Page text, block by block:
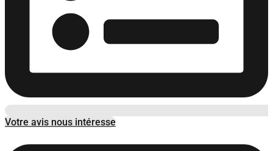
Votre avis nous intéresse